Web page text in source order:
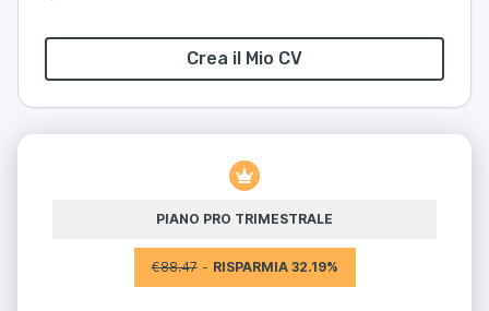
Crea il Mio CV
PIANO PRO TRIMESTRALE
€88.47 - RISPARMIA 32.19%